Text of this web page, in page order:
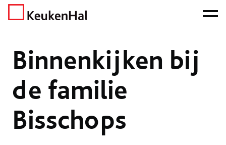
Home Nieuws
Binnenkijken
Binnenkijken bij de familie Bisschops
Binnenkijken bij
de familie
Bisschops